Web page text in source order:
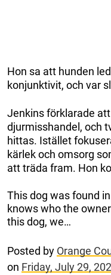
Hon sa att hunden
konjunktivit, och var
Jenkins förklarade
djurmisshandel, och
hittas. Istället
kärlek och omsorg
att träda fram. Hon
This dog was found
knows who the
this dog, we…
Posted by Orange
on Friday, July 29,